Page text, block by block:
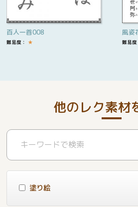
百人一首008
難易度： ★
風姿
難易度
他のレク素材
塗り絵